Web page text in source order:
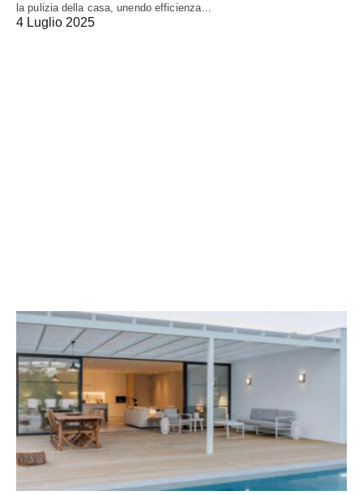
la pulizia della casa, unendo efficienza…
4 Luglio 2025